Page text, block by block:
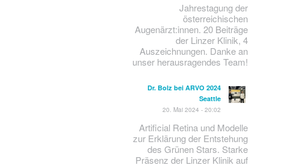
Jahrestagung der
österreichischen
Augenärzt:innen. 20 Beiträge
der Linzer Klinik, 4
Auszeichnungen. Danke an
unser herausragendes Team!
Dr. Bolz bei ARVO 2024
Seattle
20. Mai 2024 - 20:02
Artificial Retina und Modelle
zur Erklärung der Entstehung
des Grünen Stars. Starke
Präsenz der Linzer Klinik auf